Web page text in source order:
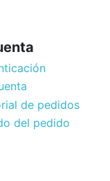
de pedidos
del pedido